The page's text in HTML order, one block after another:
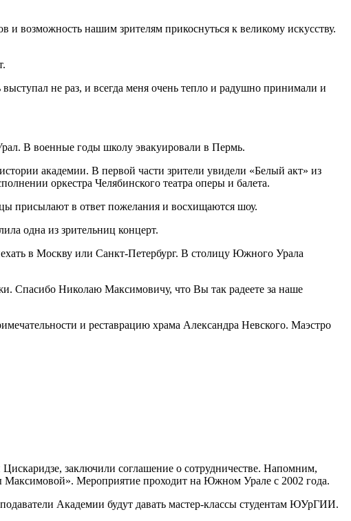
возможность нашим зрителям прикоснуться к великому искусству.
не раз, и всегда меня очень тепло и радушно принимали и
В военные годы школу эвакуировали в Пермь.
академии. В первой части зрители увидели «Белый акт» из
оркестра Челябинского театра оперы и балета.
присылают в ответ пожелания и восхищаются шоу.
одна из зрительниц концерт.
в Москву или Санкт-Петербург. В столицу Южного Урала
Спасибо Николаю Максимовичу, что Вы так радеете за наше
и реставрацию храма Александра Невского. Маэстро
заключили соглашение о сотрудничестве. Напомним,
Максимовой». Мероприятие проходит на Южном Урале с 2002 года.
Академии будут давать мастер-классы студентам ЮУрГИИ.